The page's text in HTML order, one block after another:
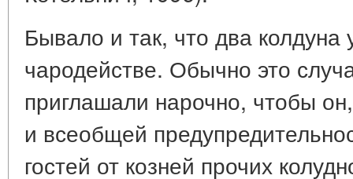
Бывало и так, что два колдуна
чародействе. Обычно это
приглашали нарочно, чтобы
и всеобщей
гостей от козней прочих